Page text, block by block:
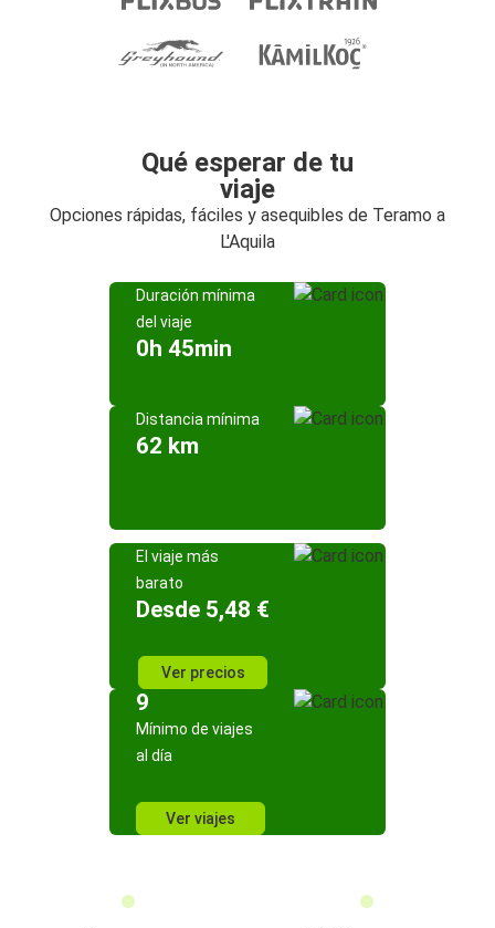
Qué esperar de tu
viaje
Opciones rápidas, fáciles y asequibles de Teramo a
L'Aquila
Duración mínima
del viaje
0h 45min
Distancia mínima
62 km
El viaje más
barato
Desde 5,48 €
Ver precios
9
Mínimo de viajes
al día
Ver viajes